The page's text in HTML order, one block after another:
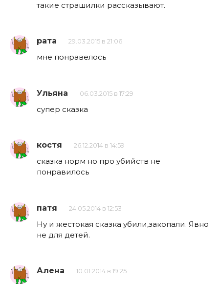
такие страшилки рассказывают.
рата 29.03.2015 в 21:06
мне понравелось
Ульяна 06.03.2015 в 17:29
супер сказка
костя 26.12.2014 в 14:59
сказка норм но про убийств не
понравилось
патя 24.05.2014 в 12:53
Ну и жестокая сказка убили,закопали. Явно
не для детей.
Алена 10.01.2014 в 19:25